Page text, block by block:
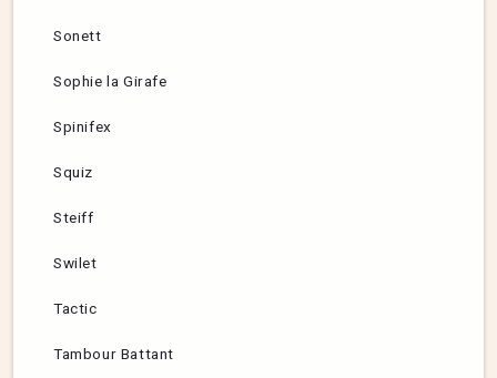
Sonett
Sophie la Girafe
Spinifex
Squiz
Steiff
Swilet
Tactic
Tambour Battant